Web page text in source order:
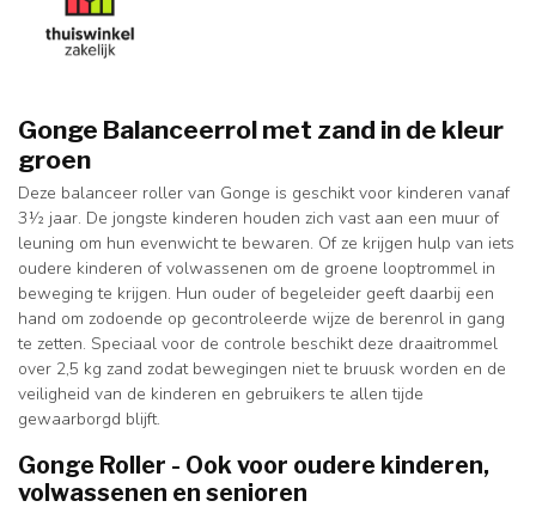
Gonge Balanceerrol met zand in de kleur
groen
Deze balanceer roller van Gonge is geschikt voor kinderen vanaf
3½ jaar. De jongste kinderen houden zich vast aan een muur of
leuning om hun evenwicht te bewaren. Of ze krijgen hulp van iets
oudere kinderen of volwassenen om de groene looptrommel in
beweging te krijgen. Hun ouder of begeleider geeft daarbij een
hand om zodoende op gecontroleerde wijze de berenrol in gang
te zetten. Speciaal voor de controle beschikt deze draaitrommel
over 2,5 kg zand zodat bewegingen niet te bruusk worden en de
veiligheid van de kinderen en gebruikers te allen tijde
gewaarborgd blijft.
Gonge Roller - Ook voor oudere kinderen,
volwassenen en senioren